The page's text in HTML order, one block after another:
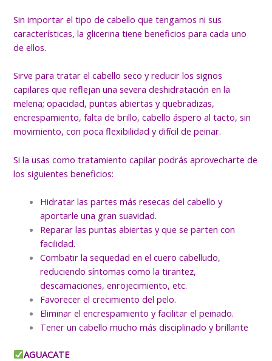
Sin importar el tipo de cabello que tengamos ni sus
características, la glicerina tiene beneficios para cada uno
de ellos.
Sirve para tratar el cabello seco y reducir los signos
capilares que reflejan una severa deshidratación en la
melena; opacidad, puntas abiertas y quebradizas,
encrespamiento, falta de brillo, cabello áspero al tacto, sin
movimiento, con poca flexibilidad y difícil de peinar.
Si la usas como tratamiento capilar podrás aprovecharte de
los siguientes beneficios:
Hidratar las partes más resecas del cabello y
aportarle una gran suavidad.
Reparar las puntas abiertas y que se parten con
facilidad.
Combatir la sequedad en el cuero cabelludo,
reduciendo síntomas como la tirantez,
descamaciones, enrojecimiento, etc.
Favorecer el crecimiento del pelo.
Eliminar el encrespamiento y facilitar el peinado.
Tener un cabello mucho más disciplinado y brillante
AGUACATE